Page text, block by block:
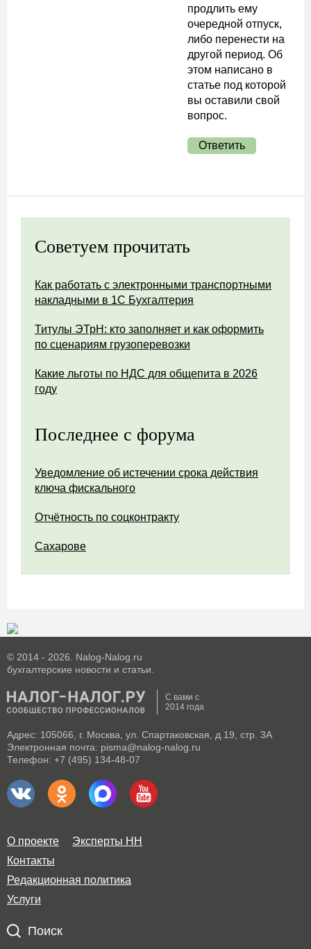
продлить ему
очередной отпуск,
либо перенести на
другой период. Об
этом написано в
статье под которой
вы оставили свой
вопрос.
Ответить
Советуем прочитать
Как работать с электронными транспортными
накладными в 1С Бухгалтерия
Титулы ЭТрН: кто заполняет и как оформить
по сценариям грузоперевозки
Какие льготы по НДС для общепита в 2026
году
Последнее с форума
Уведомление об истечении срока действия
ключа фискального
Отчётность по соцконтракту
Сахарове
© 2014 - 2026. Nalog-Nalog.ru
бухгалтерские новости и статьи.
С вами с
2014 года
Адрес: 105066, г. Москва, ул. Спартаковская, д.19, стр. 3А
Электронная почта: pisma@nalog-nalog.ru
Телефон: +7 (495) 134-48-07
О проекте
Эксперты НН
Контакты
Редакционная политика
Услуги
Поиск